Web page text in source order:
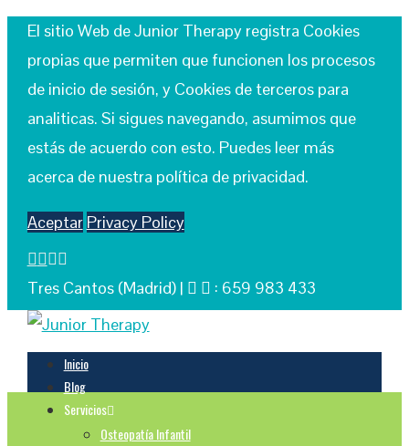
El sitio Web de Junior Therapy registra Cookies
propias que permiten que funcionen los procesos
de inicio de sesión, y Cookies de terceros para
analiticas. Si sigues navegando, asumimos que
estás de acuerdo con esto. Puedes leer más
acerca de nuestra política de privacidad.
Aceptar Privacy Policy
Tres Cantos (Madrid) | : 659 983 433
Inicio
Blog
Servicios
Osteopatía Infantil